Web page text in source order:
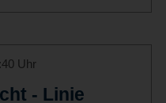
Uhr
- Linie